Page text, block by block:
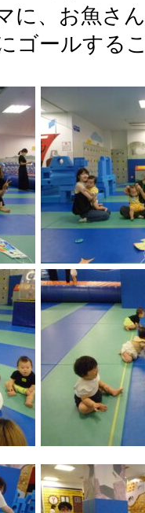
に、お魚さ
ゴールする